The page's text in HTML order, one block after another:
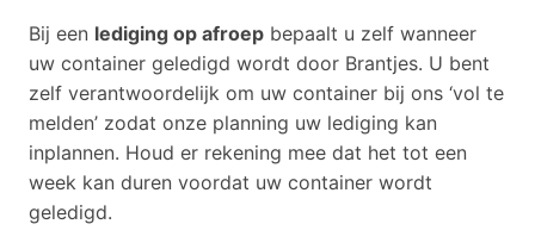
Bij een lediging op afroep bepaalt u zelf wanneer
uw container geledigd wordt door Brantjes. U bent
zelf verantwoordelijk om uw container bij ons ‘vol te
melden’ zodat onze planning uw lediging kan
inplannen. Houd er rekening mee dat het tot een
week kan duren voordat uw container wordt
geledigd.